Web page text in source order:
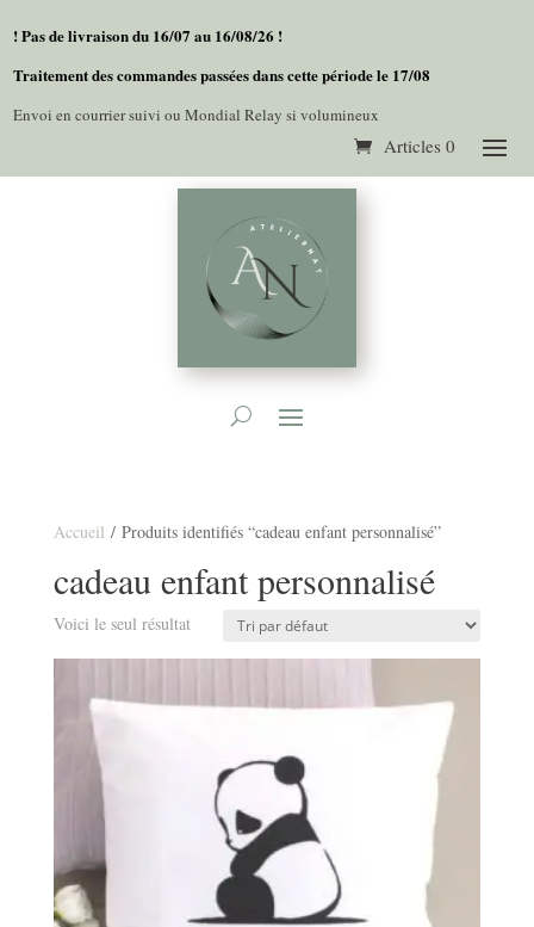
! Pas de livraison du 16/07 au 16/08/26 !
Traitement des commandes passées dans cette période le 17/08
Envoi en courrier suivi ou Mondial Relay si volumineux
Articles 0
Accueil / Produits identifiés “cadeau enfant personnalisé”
cadeau enfant personnalisé
Voici le seul résultat